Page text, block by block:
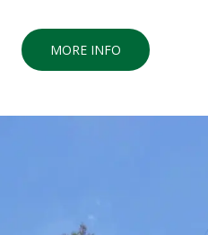
MORE INFO